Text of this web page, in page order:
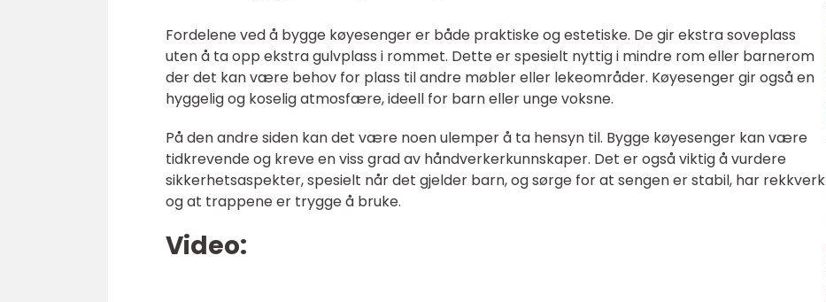
Fordelene ved å bygge køyesenger er både praktiske og estetiske. De gir ekstra soveplass
uten å ta opp ekstra gulvplass i rommet. Dette er spesielt nyttig i mindre rom eller barnerom
der det kan være behov for plass til andre møbler eller lekeområder. Køyesenger gir også en
hyggelig og koselig atmosfære, ideell for barn eller unge voksne.
På den andre siden kan det være noen ulemper å ta hensyn til. Bygge køyesenger kan være
tidkrevende og kreve en viss grad av håndverkerkunnskaper. Det er også viktig å vurdere
sikkerhetsaspekter, spesielt når det gjelder barn, og sørge for at sengen er stabil, har rekkverk
og at trappene er trygge å bruke.
Video: